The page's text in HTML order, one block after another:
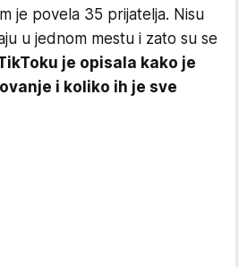
je povela 35 prijatelja. Nisu
u jednom mestu i zato su se
je opisala kako je
i koliko ih je sve